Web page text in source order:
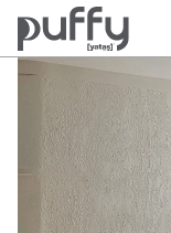
Anasayfa Yatak